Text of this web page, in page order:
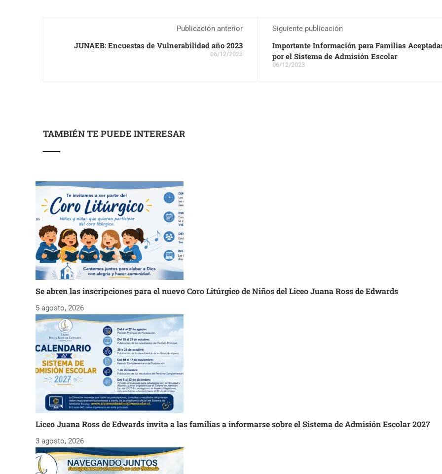
Publicación anterior
JUNAEB: Encuestas de Vulnerabilidad año 2023
06/12/2023
Siguiente publicación
Importante Información para Familias
por el Sistema de Admisión Escolar
06/12/2023
TAMBIÉN TE PUEDE INTERESAR
Se abren las inscripciones para el nuevo Coro Litúrgico de Niños del Liceo Juana Ross de Edwards
5 agosto, 2026
Liceo Juana Ross de Edwards invita a las familias a informarse sobre el Sistema de Admisión Escolar 2027
3 agosto, 2026